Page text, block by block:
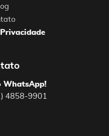
WhatsApp!
4858-9901